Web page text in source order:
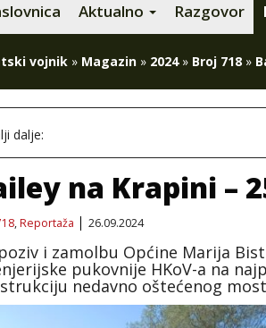
Aktualno Razgovor
vojnik » Magazin » 2024» Broj 718 »
dalje:
na Krapini –
,Reportaža 26.09.2024
i zamolbu Općine Marija
pukovnije HKoV-a na
nedavno oštećenog